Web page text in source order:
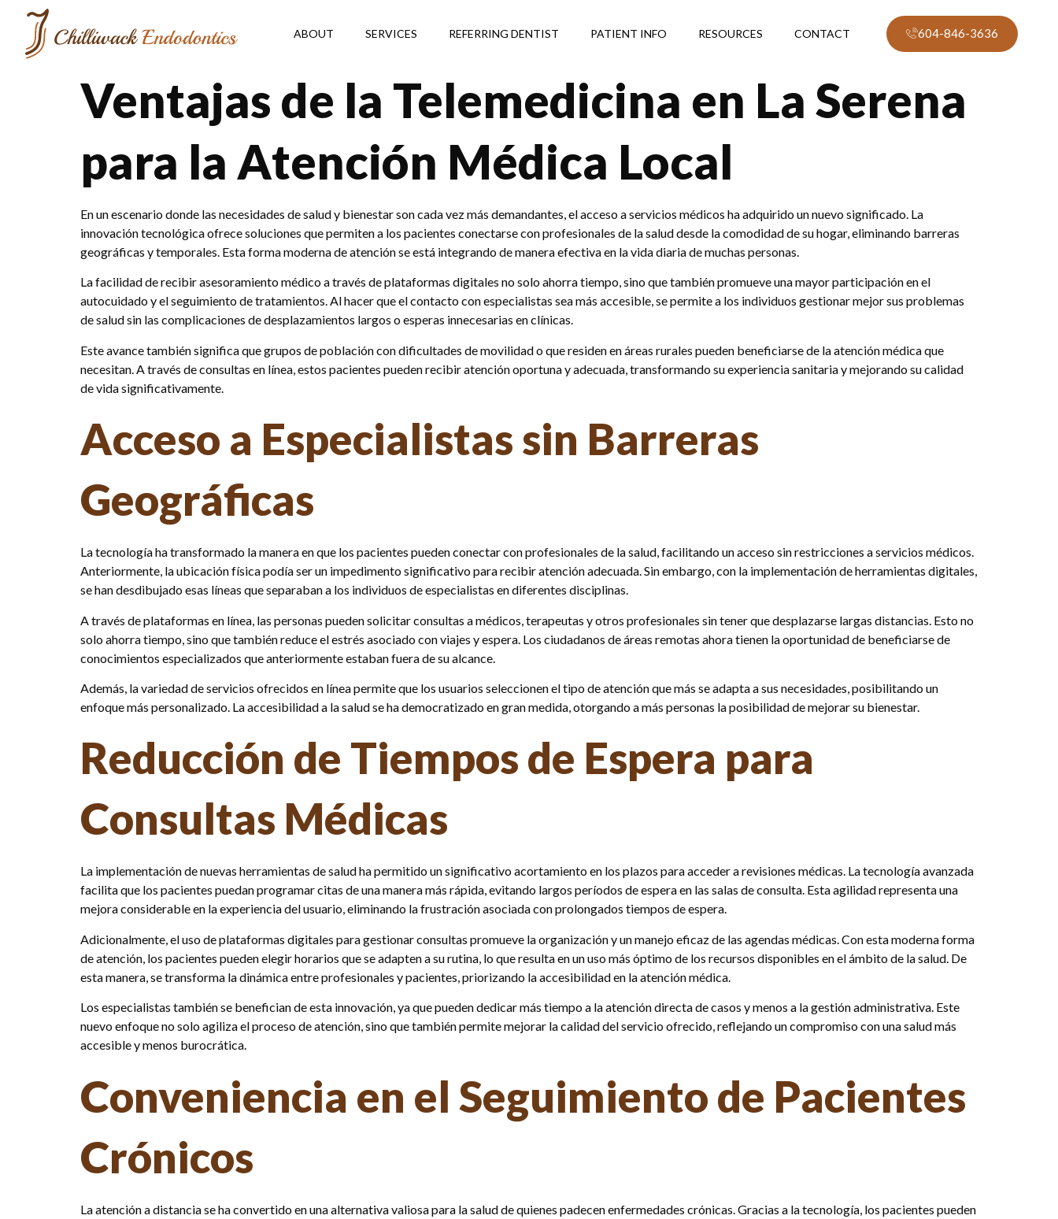
ABOUT SERVICES REFERRING DENTIST PATIENT INFO RESOURCES CONTACT 604-846-3636
Ventajas de la Telemedicina en La Serena
para la Atención Médica Local
En un escenario donde las necesidades de salud y bienestar son cada vez más demandantes, el acceso a servicios médicos ha adquirido un nuevo significado. La
innovación tecnológica ofrece soluciones que permiten a los pacientes conectarse con profesionales de la salud desde la comodidad de su hogar, eliminando barreras
geográficas y temporales. Esta forma moderna de atención se está integrando de manera efectiva en la vida diaria de muchas personas.
La facilidad de recibir asesoramiento médico a través de plataformas digitales no solo ahorra tiempo, sino que también promueve una mayor participación en el
autocuidado y el seguimiento de tratamientos. Al hacer que el contacto con especialistas sea más accesible, se permite a los individuos gestionar mejor sus problemas
de salud sin las complicaciones de desplazamientos largos o esperas innecesarias en clínicas.
Este avance también significa que grupos de población con dificultades de movilidad o que residen en áreas rurales pueden beneficiarse de la atención médica que
necesitan. A través de consultas en línea, estos pacientes pueden recibir atención oportuna y adecuada, transformando su experiencia sanitaria y mejorando su calidad
de vida significativamente.
Acceso a Especialistas sin Barreras
Geográficas
La tecnología ha transformado la manera en que los pacientes pueden conectar con profesionales de la salud, facilitando un acceso sin restricciones a servicios médicos.
Anteriormente, la ubicación física podía ser un impedimento significativo para recibir atención adecuada. Sin embargo, con la implementación de herramientas digitales,
se han desdibujado esas líneas que separaban a los individuos de especialistas en diferentes disciplinas.
A través de plataformas en línea, las personas pueden solicitar consultas a médicos, terapeutas y otros profesionales sin tener que desplazarse largas distancias. Esto no
solo ahorra tiempo, sino que también reduce el estrés asociado con viajes y espera. Los ciudadanos de áreas remotas ahora tienen la oportunidad de beneficiarse de
conocimientos especializados que anteriormente estaban fuera de su alcance.
Además, la variedad de servicios ofrecidos en línea permite que los usuarios seleccionen el tipo de atención que más se adapta a sus necesidades, posibilitando un
enfoque más personalizado. La accesibilidad a la salud se ha democratizado en gran medida, otorgando a más personas la posibilidad de mejorar su bienestar.
Reducción de Tiempos de Espera para
Consultas Médicas
La implementación de nuevas herramientas de salud ha permitido un significativo acortamiento en los plazos para acceder a revisiones médicas. La tecnología avanzada
facilita que los pacientes puedan programar citas de una manera más rápida, evitando largos períodos de espera en las salas de consulta. Esta agilidad representa una
mejora considerable en la experiencia del usuario, eliminando la frustración asociada con prolongados tiempos de espera.
Adicionalmente, el uso de plataformas digitales para gestionar consultas promueve la organización y un manejo eficaz de las agendas médicas. Con esta moderna forma
de atención, los pacientes pueden elegir horarios que se adapten a su rutina, lo que resulta en un uso más óptimo de los recursos disponibles en el ámbito de la salud. De
esta manera, se transforma la dinámica entre profesionales y pacientes, priorizando la accesibilidad en la atención médica.
Los especialistas también se benefician de esta innovación, ya que pueden dedicar más tiempo a la atención directa de casos y menos a la gestión administrativa. Este
nuevo enfoque no solo agiliza el proceso de atención, sino que también permite mejorar la calidad del servicio ofrecido, reflejando un compromiso con una salud más
accesible y menos burocrática.
Conveniencia en el Seguimiento de Pacientes
Crónicos
La atención a distancia se ha convertido en una alternativa valiosa para la salud de quienes padecen enfermedades crónicas. Gracias a la tecnología, los pacientes pueden